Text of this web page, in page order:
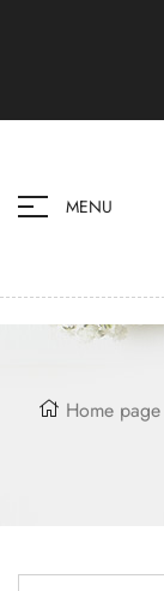
MENU
Home page